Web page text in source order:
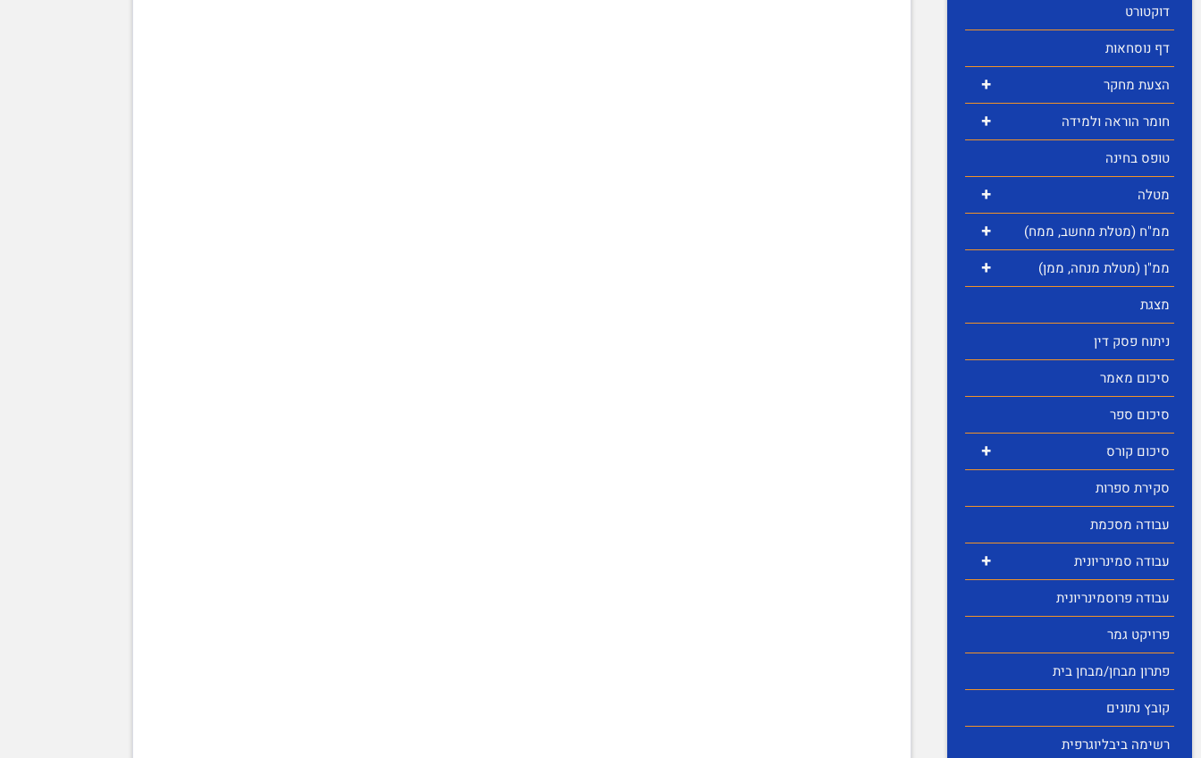
דוקטורט
דף נוסחאות
+ הצעת מחקר
+
חומר הוראה ולמידה
טופס בחינה
+ מטלה
+ ממ"ח (מטלת מחשב, ממח)
+
ממ"ן (מטלת מנחה, ממן)
מצגת
ניתוח פסק דין
סיכום מאמר
סיכום ספר
+
סיכום קורס
סקירת ספרות
עבודה מסכמת
+
עבודה סמינריונית
עבודה פרוסמינריונית
פרויקט גמר
פתרון מבחן/מבחן בית
קובץ נתונים
רשימה ביבליוגרפית